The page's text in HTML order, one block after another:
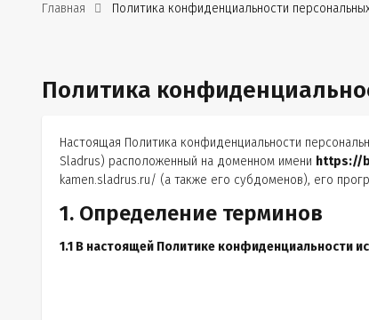
Главная Политика конфиденциальности
Политика
Настоящая Политика конфиденциальности
Sladrus) расположенный на доменном имени https://
kamen.sladrus.ru/ (а также его субдоменов), его
1. Определение терминов
1.1 В настоящей Политике конфиденциальности